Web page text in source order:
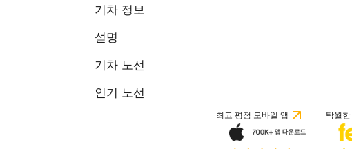
기차 정보
설명
기차 노선
인기 노선
최고 평점 모바일 앱 탁월